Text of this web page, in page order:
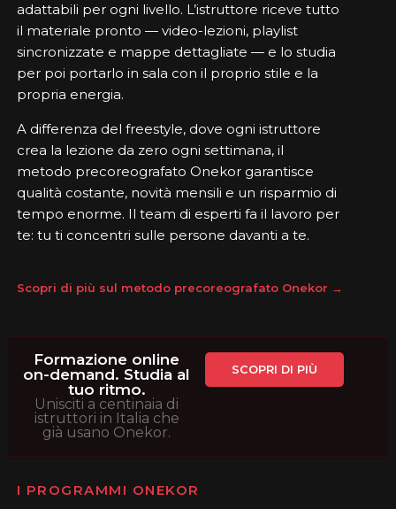
adattabili per ogni livello. L’istruttore riceve tutto
il materiale pronto — video-lezioni, playlist
sincronizzate e mappe dettagliate — e lo studia
per poi portarlo in sala con il proprio stile e la
propria energia.
A differenza del freestyle, dove ogni istruttore
crea la lezione da zero ogni settimana, il
metodo precoreografato Onekor garantisce
qualità costante, novità mensili e un risparmio di
tempo enorme. Il team di esperti fa il lavoro per
te: tu ti concentri sulle persone davanti a te.
Scopri di più sul metodo precoreografato Onekor →
Formazione online
on-demand. Studia al
tuo ritmo.
Unisciti a centinaia di
istruttori in Italia che
già usano Onekor.
SCOPRI DI PIÙ
I PROGRAMMI ONEKOR